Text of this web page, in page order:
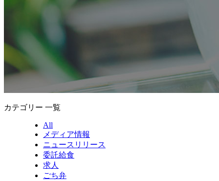
カテゴリー 一覧
All
メディア情報
ニュースリリース
委託給食
求人
ごち弁